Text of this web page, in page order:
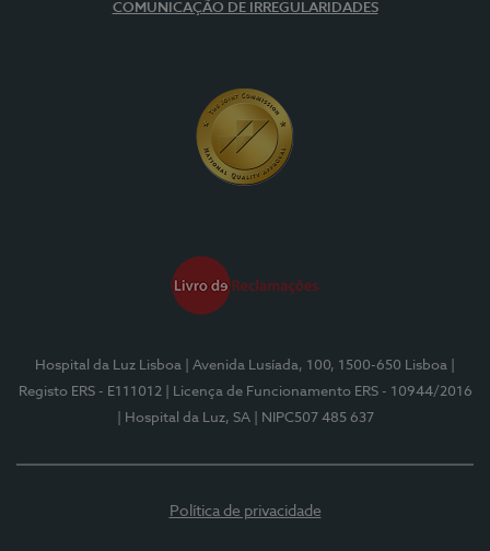
COMUNICAÇÃO DE IRREGULARIDADES
Hospital da Luz Lisboa | Avenida Lusíada, 100, 1500-650 Lisboa
Registo ERS - E111012
| Licença de Funcionamento ERS - 10944/2016
| Hospital da Luz, SA
| NIPC507 485 637
Política de privacidade